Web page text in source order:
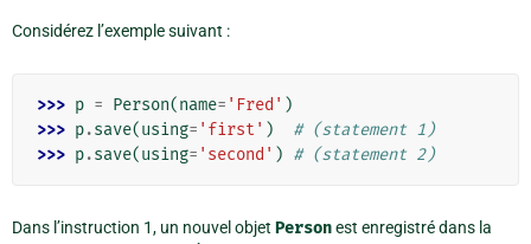
Considérez l’exemple suivant :
>>> p = Person(name= 'Fred' )
>>> p.save(using= 'first' )
# (statement 1)
>>> p.save(using= 'second' ) # (statement 2)
Dans l’instruction 1, un nouvel objet Personest enregistré dans la